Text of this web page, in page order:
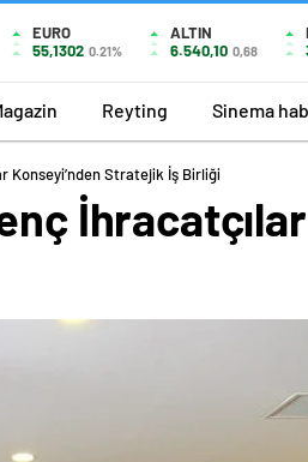
EURO
55,1302 0.21%
ALTIN
6.540,10 0,68
Reyting Sinema
Konseyi’nden Stratejik İş Birliği